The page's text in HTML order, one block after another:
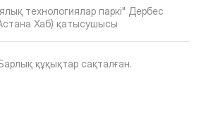
технологиялар паркі" Дербес
Хаб) қатысушысы
құқықтар сақталған.